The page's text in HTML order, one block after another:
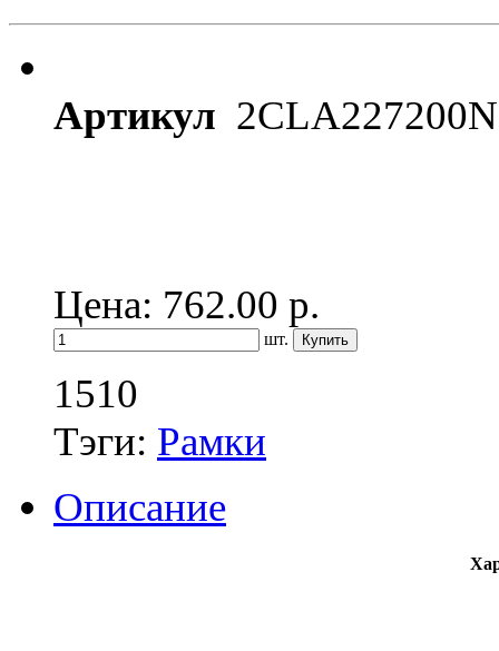
Артикул
Цена: 762.00 р.
шт.
1510
Тэги: Рамки
Описание